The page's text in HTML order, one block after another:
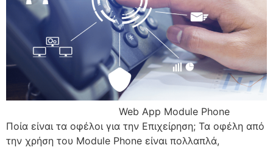
Web App Module Phone
Ποία είναι τα οφέλοι για την Επιχείρηση; Τα οφέλη από
την χρήση του Module Phone είναι πολλαπλά,